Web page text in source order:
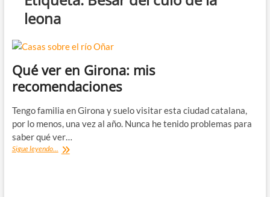
leona
Qué ver en Girona: mis
recomendaciones
Tengo familia en Girona y suelo visitar esta ciudad catalana,
por lo menos, una vez al año. Nunca he tenido problemas para
saber qué ver…
Sigue leyendo... Qué